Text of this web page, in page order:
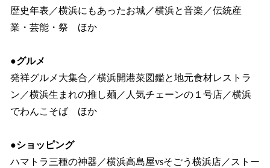
歴史年表／横浜にもあったお城／横浜と音楽／伝統産
業・芸能・祭 ほか
●グルメ
発祥グルメ大集合／横浜開港菜図鑑と地元食材レストラ
ン／横浜生まれの推し麺／人気チェーンの１号店／横浜
でわんこそば ほか
●ショッピング
ハマトラ三種の神器／横浜高島屋vsそごう横浜店／ストー